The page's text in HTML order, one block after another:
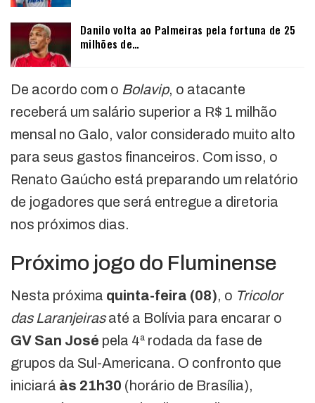
Danilo volta ao Palmeiras pela fortuna de 25
milhões de…
De acordo com o Bolavip, o atacante
receberá um salário superior a R$ 1 milhão
mensal no Galo, valor considerado muito alto
para seus gastos financeiros. Com isso, o
Renato Gaúcho está preparando um relatório
de jogadores que será entregue a diretoria
nos próximos dias.
Próximo jogo do Fluminense
Nesta próxima quinta-feira (08), o Tricolor
das Laranjeirasaté a Bolívia para encarar o
GV San José pela 4ª rodada da fase de
grupos da Sul-Americana. O confronto que
iniciará às 21h30 (horário de Brasília),